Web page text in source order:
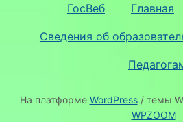
ГосВеб Главная
Сведения об
На платформе WordPress/ темы
WPZOOM